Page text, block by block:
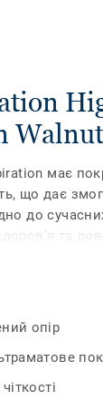
має
що дає
до
та
та мотиви,
дизайни
для
великі
опір